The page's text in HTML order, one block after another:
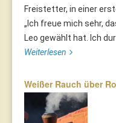
Freistetter, in einer
„Ich freue mich sehr,
Leo gewählt hat. Ich
Weiterlesen
Weißer Rauch über